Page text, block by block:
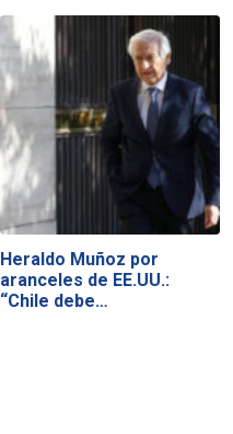
Heraldo Muñoz por
aranceles de EE.UU.:
“Chile debe…